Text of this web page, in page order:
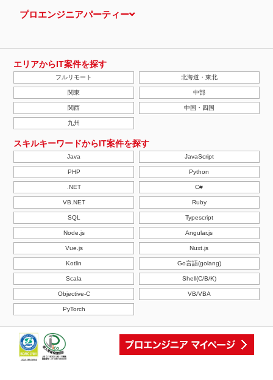
プロエンジニアパーティー
エリアからIT案件を探す
フルリモート 北海道・東北
関東 中部
関西 中国・四国
九州
スキルキーワードからIT案件を探す
Java JavaScript
PHP Python
.NET C#
VB.NET Ruby
SQL Typescript
Node.js Angular.js
Vue.js Nuxt.js
Kotlin Go言語(golang)
Scala Shell(C/B/K)
Objective-C VB/VBA
PyTorch